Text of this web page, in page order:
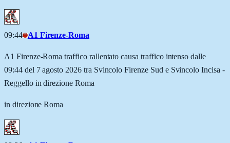
09:44 A1 Firenze-Roma
A1 Firenze-Roma traffico rallentato causa traffico intenso dalle
09:44 del 7 agosto 2026 tra Svincolo Firenze Sud e Svincolo Incisa -
Reggello in direzione Roma
in direzione Roma